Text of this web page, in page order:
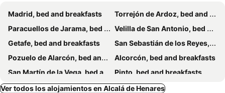
Madrid, bed and breakfasts
Torrejón de Ardoz, bed and breakfasts
Paracuellos de Jarama, bed and breakfasts
Velilla de San Antonio, bed and breakfasts
Getafe, bed and breakfasts
San Sebastián de los Reyes, bed and breakfasts
Pozuelo de Alarcón, bed and breakfasts
Alcorcón, bed and breakfasts
San Martín de la Vega, bed and breakfasts
Pinto, bed and breakfasts
Guadalajara, bed and breakfasts
Torija, bed and breakfasts
Ver todos los alojamientos en Alcalá de Henares